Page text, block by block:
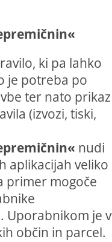
ki pa lahko
je potreba po
ter nato prikaz
(izvozi, tiski,
nudi
aplikacijah veliko
primer mogoče
Uporabnikom je v
občin in parcel.